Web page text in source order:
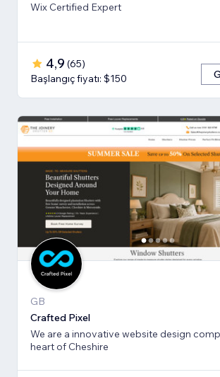
Wix Certified Expert
4,9 (65)
Başlangıç fiyatı: $150
GB
Crafted Pixel
We are a innovative website design
heart of Cheshire